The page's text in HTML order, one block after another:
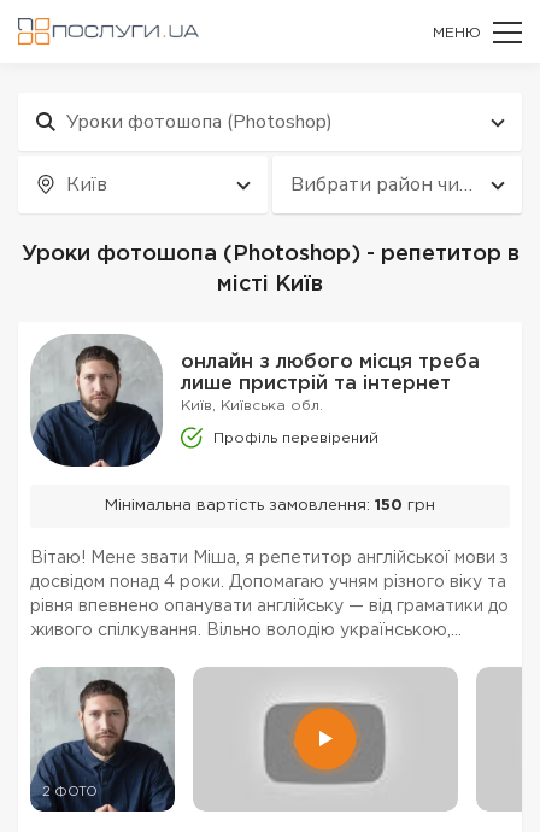
МЕНЮ
Уроки фотошопа (Photoshop)
Київ Вибрати район чи
квартал
Уроки фотошопа (Photoshop) - репетитор в
місті Київ
онлайн з любого місця треба
лише пристрій та інтернет
Київ, Київська обл.
Профіль перевірений
Мінімальна вартість замовлення: 150 грн
Вітаю! Мене звати Міша, я репетитор англійської мови з
досвідом понад 4 роки. Допомагаю учням різного віку та
рівня впевнено опанувати англійську — від граматики до
живого спілкування. Вільно володію українською,
також маю базові знання польської. ...
2 ФОТО